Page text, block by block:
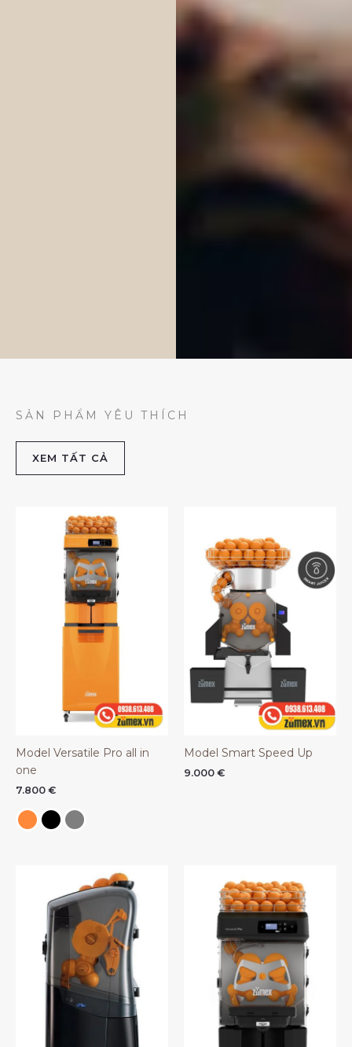
SẢN PHẨM YÊU THÍCH
XEM TẤT CẢ
Model Versatile Pro all in
one
7.800 €
Model Smart Speed Up
9.000 €